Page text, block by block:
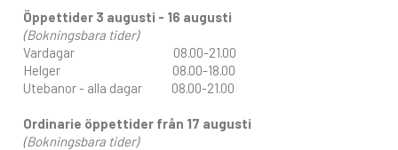
Öppettider 3 augusti - 16 augusti
(Bokningsbara tider)
Vardagar 08.00-21.00
Helger 08.00-18.00
Utebanor - alla dagar 08.00-21.00
Ordinarie öppettider från 17 augusti
(Bokningsbara tider)